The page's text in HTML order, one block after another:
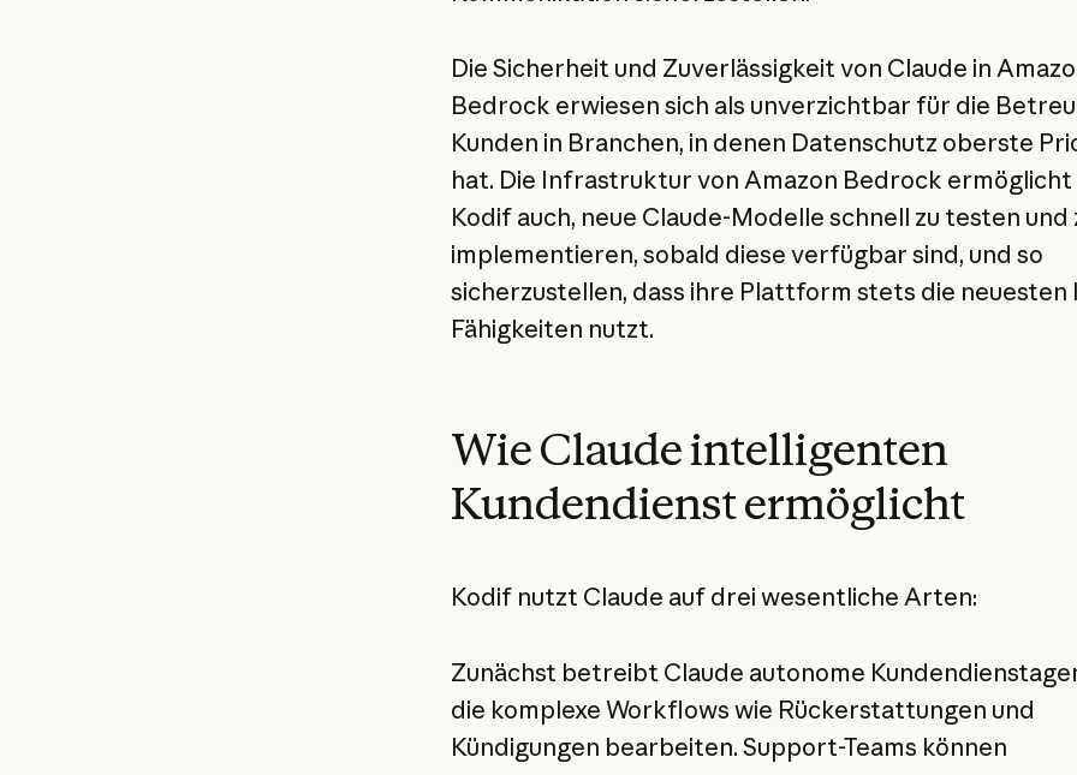
Die Sicherheit und Zuverlässigkeit von Claude in
Bedrock erwiesen sich als unverzichtbar für die
Kunden in Branchen, in denen Datenschutz oberste
hat. Die Infrastruktur von Amazon Bedrock ermöglicht
Kodif auch, neue Claude-Modelle schnell zu testen und
implementieren, sobald diese verfügbar sind, und so
sicherzustellen, dass ihre Plattform stets die neuesten
Fähigkeiten nutzt.
Wie Claude intelligenten
Kundendienst ermöglicht
Kodif nutzt Claude auf drei wesentliche Arten:
Zunächst betreibt Claude autonome
die komplexe Workflows wie Rückerstattungen und
Kündigungen bearbeiten. Support-Teams können